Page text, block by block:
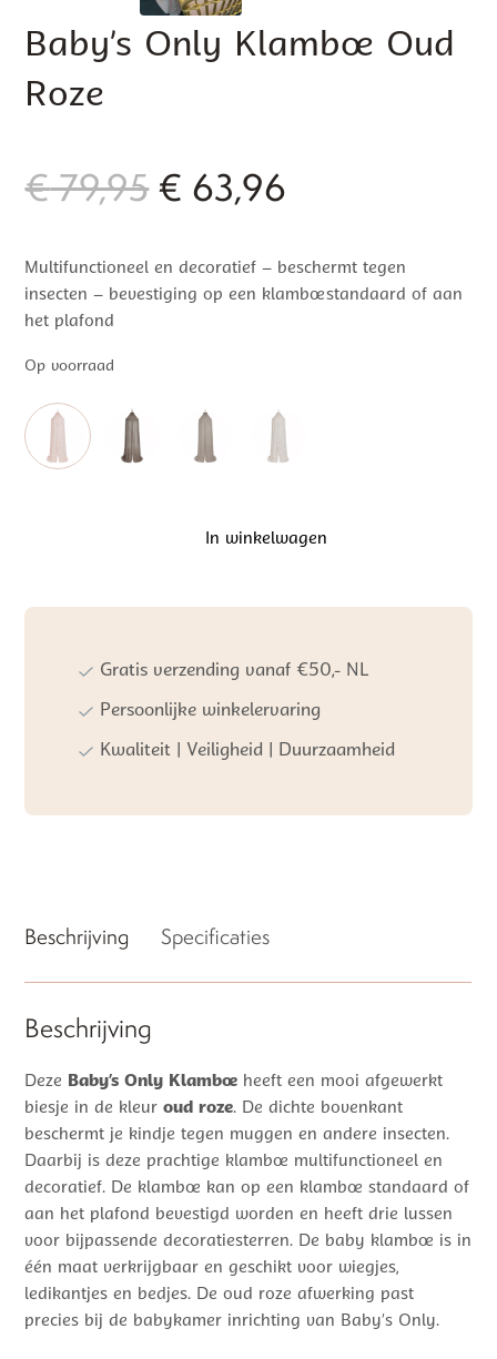
Baby’s Only Klamboe Oud
Roze
€79,95Oorspronkelijke
was:
€ 63,96
is:
Multifunctioneel en decoratief – beschermt tegen
insecten – bevestiging op een klamboestandaard of aan
het plafond
Op voorraad
In winkelwagen
Gratis verzending vanaf €50,- NL
Persoonlijke winkelervaring
Kwaliteit | Veiligheid | Duurzaamheid
Beschrijving Specificaties
Beschrijving
Deze Baby’s Only Klamboe heeft een mooi afgewerkt
biesje in de kleuroud roze. De dichte bovenkant
beschermt je kindje tegen muggen en andere insecten.
Daarbij is deze prachtige klamboe multifunctioneel en
decoratief. De klamboe kan op een klamboe standaard of
aan het plafond bevestigd worden en heeft drie lussen
voor bijpassende decoratiesterren. De baby klamboe is in
één maat verkrijgbaar en geschikt voor wiegjes,
ledikantjes en bedjes. De oud roze afwerking past
precies bij de babykamer inrichting van Baby’s Only.